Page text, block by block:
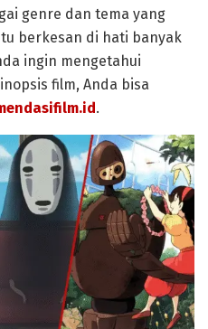
genre dan tema yang
berkesan di hati banyak
ingin mengetahui
film, Anda bisa
.